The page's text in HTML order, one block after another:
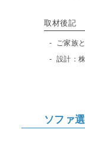
取材後記
ご家族
設計：
ソファ